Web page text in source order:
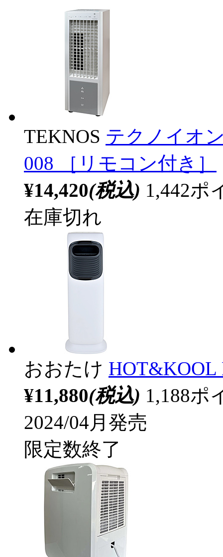
TEKNOS テクノイオ
008 ［リモコン付き］
¥14,420(税込) 1,442ポ
在庫切れ
おおたけ
¥11,880(税込) 1,188ポ
2024/04月発売
限定数終了